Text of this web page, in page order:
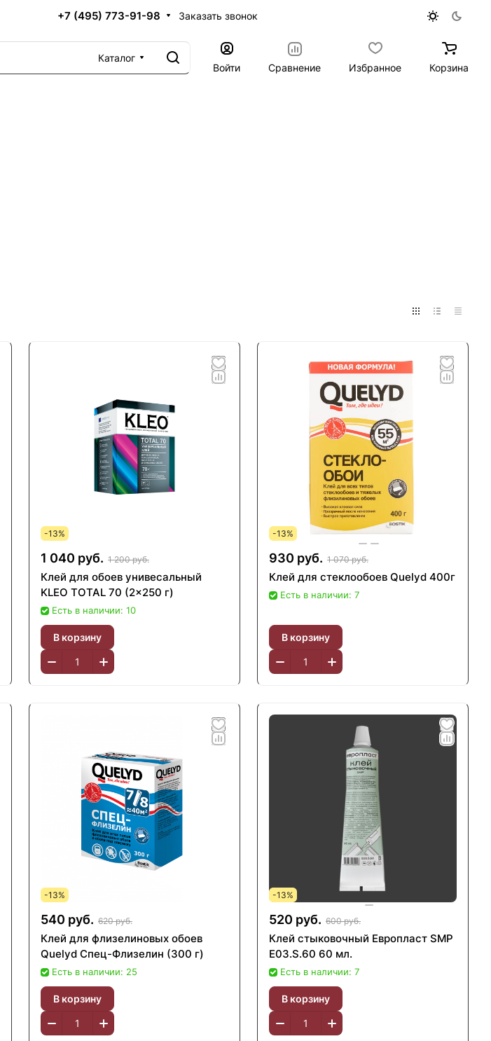
+7 (495) 773-91-98 Заказать звонок
Каталог
Войти
Сравнение Избранное Корзина
-13%
1 040 руб. 1 200 руб.
Клей для обоев унивесальный
KLEO TOTAL 70 (2x250 г)
Есть в наличии: 10
В корзину
-13%
930 руб. 1 070 руб.
Клей для стеклообоев Quelyd 400г
Есть в наличии: 7
В корзину
-13%
540 руб. 620 руб.
Клей для флизелиновых обоев
Quelyd Спец-Флизелин (300 г)
Есть в наличии: 25
В корзину
-13%
520 руб. 600 руб.
Клей стыковочный Европласт SMP
Е03.S.60 60 мл.
Есть в наличии: 7
В корзину